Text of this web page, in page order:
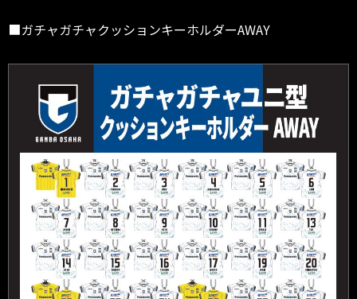
■ガチャガチャクッションキーホルダーAWAY